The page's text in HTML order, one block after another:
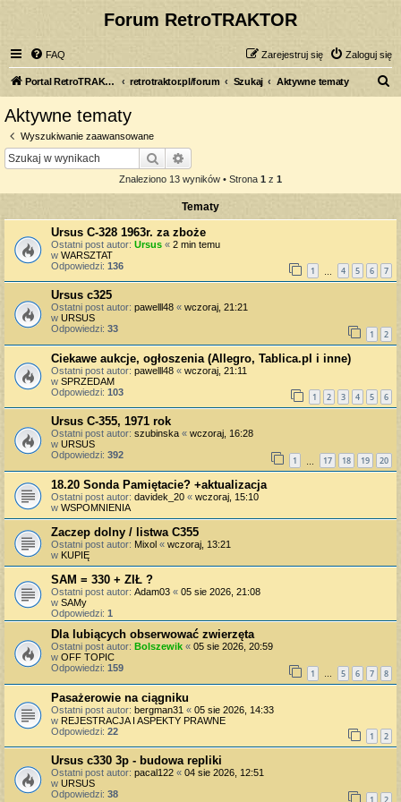
Forum RetroTRAKTOR
FAQ Zaloguj się
Zarejestruj się
Portal RetroTRAKTOR.pl retrotraktor.pl/forum Szukaj Aktywne tematy
Aktywne tematy
Wyszukiwanie zaawansowane
Szukaj
Znaleziono 13 wyników • Strona 1 z 1
Tematy
Ursus C-328 1963r. za zboże
Ostatni post autor: Ursus « 2 min temu
w WARSZTAT
Odpowiedzi: 136 1 4 5 6 7
Ursus c325
Ostatni post autor: pawelll48 « wczoraj, 21:21
w URSUS
Odpowiedzi: 33 1 2
Ciekawe aukcje, ogłoszenia (Allegro, Tablica.pl i inne)
Ostatni post autor: pawelll48 « wczoraj, 21:11
w SPRZEDAM
Odpowiedzi: 103 1 2 3 4 5 6
Ursus C-355, 1971 rok
Ostatni post autor: szubinska « wczoraj, 16:28
w URSUS
Odpowiedzi: 392 1 17 18 19 20
18.20 Sonda Pamiętacie? +aktualizacja
Ostatni post autor: davidek_20 « wczoraj, 15:10
w WSPOMNIENIA
Zaczep dolny / listwa C355
Ostatni post autor: Mixol « wczoraj, 13:21
w KUPIĘ
SAM = 330 + ZIŁ ?
Ostatni post autor: Adam03 « 05 sie 2026, 21:08
w SAMy
Odpowiedzi: 1
Dla lubiących obserwować zwierzęta
Ostatni post autor: Bolszewik « 05 sie 2026, 20:59
w OFF TOPIC
Odpowiedzi: 159 1 … 5 6 7 8
Pasażerowie na ciągniku
Ostatni post autor: bergman31 « 05 sie 2026, 14:33
w REJESTRACJA I ASPEKTY PRAWNE
Odpowiedzi: 22 1 2
Ursus c330 3p - budowa repliki
Ostatni post autor: pacal122 « 04 sie 2026, 12:51
w URSUS
Odpowiedzi: 38